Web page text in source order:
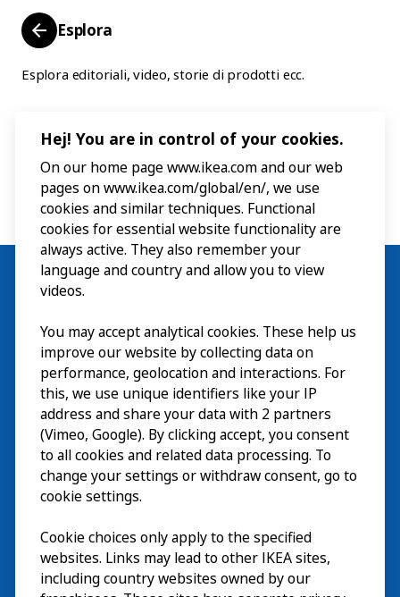
Esplora
Esplora editoriali, video, storie di prodotti ecc.
Visita
Esplora
Eventi in corsoEN
Chi siamoEN
Hej! You are in control of your cookies.
On our home page www.ikea.com and our web
pages on www.ikea.com/global/en/, we use
cookies and similar techniques. Functional
cookies for essential website functionality are
always active. They also remember your
language and country and allow you to view
videos.
You may accept analytical cookies. These help us
improve our website by collecting data on
performance, geolocation and interactions. For
this, we use unique identifiers like your IP
address and share your data with 2 partners
(Vimeo, Google). By clicking accept, you consent
to all cookies and related data processing. To
change your settings or withdraw consent, go to
cookie settings.
Cookie choices only apply to the specified
websites. Links may lead to other IKEA sites,
including country websites owned by our